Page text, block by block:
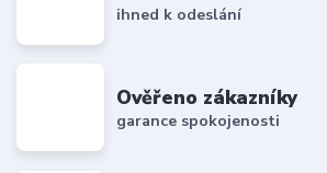
ihned k odeslání
Ověřeno zákazníky
garance spokojenosti